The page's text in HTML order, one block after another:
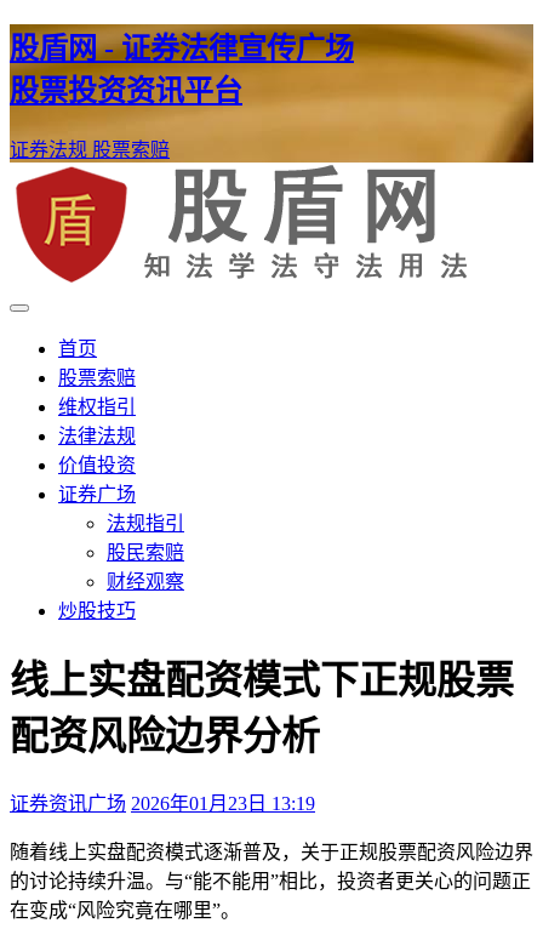
股盾网 - 证券法律宣传广场
股票投资资讯平台
证券法规 股票索赔
股盾网
证券股票维权网
首页
股票索赔
维权指引
法律法规
价值投资
证券广场
法规指引
股民索赔
财经观察
炒股技巧
线上实盘配资模式下正规股票
配资风险边界分析
证券资讯广场 2026年01月23日 13:19
随着线上实盘配资模式逐渐普及，关于正规股票配资风险边界
的讨论持续升温。与“能不能用”相比，投资者更关心的问题正
在变成“风险究竟在哪里”。